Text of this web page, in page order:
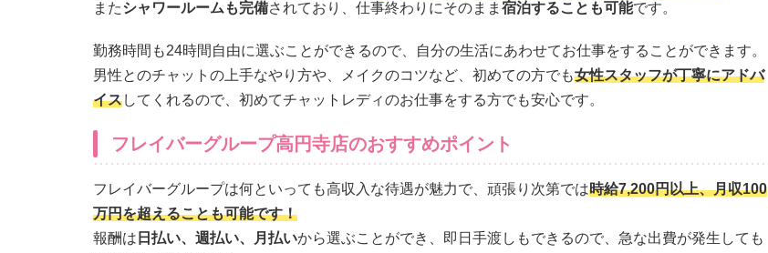
またシャワールームも完備されており、仕事終わりにそのまま 宿泊することも可能です。
勤務時間も24時間自由に選ぶことができるので、自分の生活にあわせてお仕事をすることができます。
男性とのチャットの上手なやり方や、メイクのコツなど、初めての方でも女性スタッフが丁寧にアドバ
イスしてくれるので、初めてチャットレディのお仕事をする方でも安心です。
フレイバーグループ高円寺店のおすすめポイント
フレイバーグループは何といっても高収入な待遇が魅力で、頑張り次第では時給7,200円以上、月収100
万円を超えることも可能です！
報酬は 日払い、週払い、月払いから選ぶことができ、即日手渡しもできるので、急な出費が発生しても